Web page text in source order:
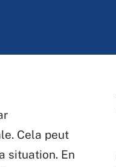
Cela peut
situation. En